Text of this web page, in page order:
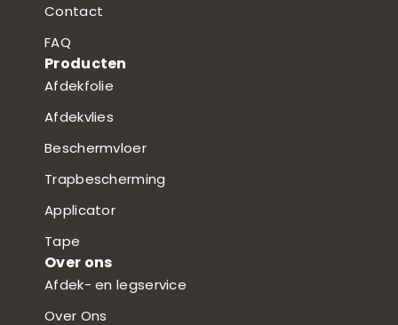
Contact
FAQ
Producten
Afdekfolie
Afdekvlies
Beschermvloer
Trapbescherming
Applicator
Tape
Over ons
Afdek- en legservice
Over Ons